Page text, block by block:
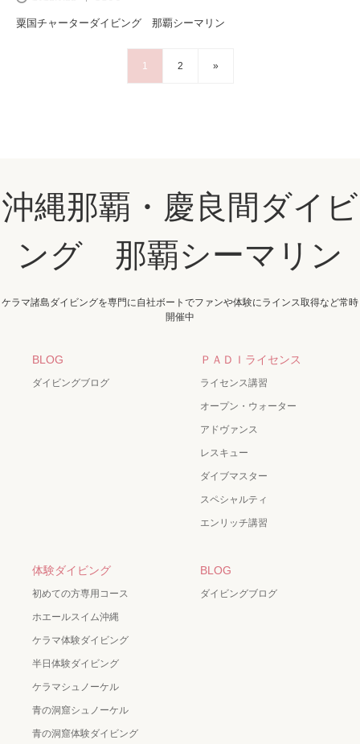
粟国チャーターダイビング 那覇シーマリン
1 2 »
沖縄那覇・慶良間ダイビ
ング 那覇シーマリン
ケラマ諸島ダイビングを専門に自社ボートでファンや体験にラインス取得など常時
開催中
BLOG
ダイビングブログ
ＰＡＤＩライセンス
ライセンス講習
オープン・ウォーター
アドヴァンス
レスキュー
ダイブマスター
スペシャルティ
エンリッチ講習
体験ダイビング
初めての方専用コース
ホエールスイム沖縄
ケラマ体験ダイビング
半日体験ダイビング
ケラマシュノーケル
青の洞窟シュノーケル
青の洞窟体験ダイビング
BLOG
ダイビングブログ